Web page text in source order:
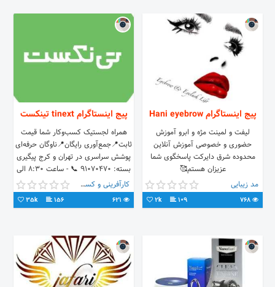
پیج اینستاگرام Hani eyebrow
لیفت و لمینت مژه و ابرو آموزش
حضوری و خصوصی آموزش آنلاین
محدوده شرق دایرکت پاسخگوی شما
عزیزان هستم🥰
مد زیبایی
109
2k
پیج اینستاگرام tinext تینکست
همراه لجستیک کسب‌وکار شما قیمت
ثابت📍جمع‌آوری رایگان📍ناوگان حرفه‌ای
پوشش سراسری در تهران و کرج پیگیری
بسته: ۹۱۰۷۰۴۷۰ 📞 - ساعت ۸:۳۰ الی
کارآفرینی و کسب و کار
156
35k